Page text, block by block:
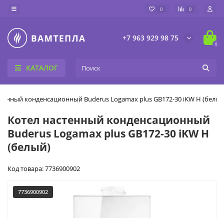
0 0
+7 963 929 98 75
0
КАТАЛОГ
конденсационный Buderus Logamax plus GB172-30 iKW H
Котел настенный конденсационный
Buderus Logamax plus GB172-30 iKW H
(белый)
Код товара: 7736900902
7736900902